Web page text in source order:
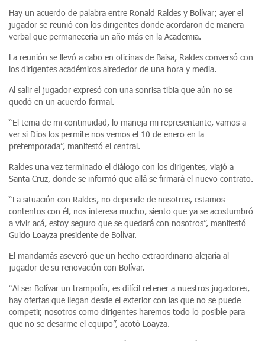
Hay un acuerdo de palabra entre Ronald Raldes y Bolívar; ayer el
jugador se reunió con los dirigentes donde acordaron de manera
verbal que permanecería un año más en la Academia.
La reunión se llevó a cabo en oficinas de Baisa, Raldes conversó con
los dirigentes académicos alrededor de una hora y media.
Al salir el jugador expresó con una sonrisa tibia que aún no se
quedó en un acuerdo formal.
“El tema de mi continuidad, lo maneja mi representante, vamos a
ver si Dios los permite nos vemos el 10 de enero en la
pretemporada”, manifestó el central.
Raldes una vez terminado el diálogo con los dirigentes, viajó a
Santa Cruz, donde se informó que allá se firmará el nuevo contrato.
“La situación con Raldes, no depende de nosotros, estamos
contentos con él, nos interesa mucho, siento que ya se acostumbró
a vivir acá, estoy seguro que se quedará con nosotros”, manifestó
Guido Loayza presidente de Bolívar.
El mandamás aseveró que un hecho extraordinario alejaría al
jugador de su renovación con Bolívar.
“Al ser Bolívar un trampolín, es difícil retener a nuestros jugadores,
hay ofertas que llegan desde el exterior con las que no se puede
competir, nosotros como dirigentes haremos todo lo posible para
que no se desarme el equipo”, acotó Loayza.